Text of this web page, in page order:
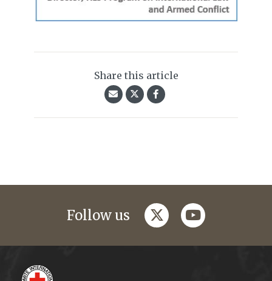
Share this article
Follow us twitteryoutube